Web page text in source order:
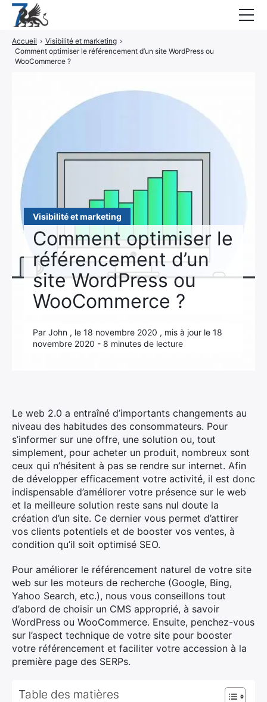
Visibilité et marketing
Comment optimiser le
référencement d’un
site WordPress ou
WooCommerce ?
Par John , le 18 novembre 2020 , mis à jour le 18
novembre 2020 - 8 minutes de lecture
Accueil › Visibilité et marketing ›
Comment optimiser le référencement d’un site WordPress ou
WooCommerce ?
Le web 2.0 a entraîné d’importants changements au
niveau des habitudes des consommateurs. Pour
s’informer sur une offre, une solution ou, tout
simplement, pour acheter un produit, nombreux sont
ceux qui n’hésitent à pas se rendre sur internet. Afin
de développer efficacement votre activité, il est donc
indispensable d’améliorer votre présence sur le web
et la meilleure solution reste sans nul doute la
création d’un site. Ce dernier vous permet d’attirer
vos clients potentiels et de booster vos ventes, à
condition qu’il soit optimisé SEO.
Pour améliorer le référencement naturel de votre site
web sur les moteurs de recherche (Google, Bing,
Yahoo Search, etc.), nous vous conseillons tout
d’abord de choisir un CMS approprié, à savoir
WordPress ou WooCommerce. Ensuite, penchez-vous
sur l’aspect technique de votre site pour booster
votre référencement et faciliter votre accession à la
première page des SERPs.
Table des matières
Guides
CONTACT
ÉlémentÉlément
de